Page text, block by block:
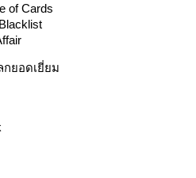
of Cards
ยอดเยี่ยม